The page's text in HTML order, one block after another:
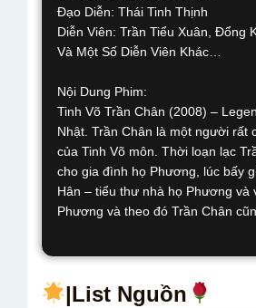
Đạo Diễn: Thái Tinh Thịnh
Diễn Viên: Trần Tiểu Xuân, Đổng
Và Một Số Diễn Viên Khác…
Nội Dung Phim:
Tinh Võ Trần Chân (2008) –
Nhật. Trần Chân là một người rất
của Tinh Võ môn. Thời loạn lạc
cho gia đình họ Phương, lúc bấy
Hân – tiểu thư nhà họ Phương
Phương và theo đó Trần Chân
|List Nguồn